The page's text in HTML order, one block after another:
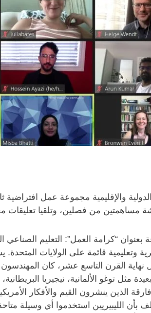
الدولية والإقليمية مجموعة عمل
مساهمتين من فصلين، وتلقيا تعليقات
“كرامة العمل”: التعليم الصناعي
وتعليمية قائمة على الولايات المتحدة.
القرن التاسع عشر، كان المهندسون
مثل توغو الألمانية، نيجيريا
الذين ينشرون القيم والأفكار
بأن الليبيريين استخدموا أي وسيلة